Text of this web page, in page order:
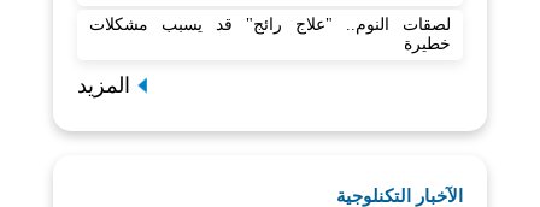
لصقات النوم.. "علاج رائج" قد يسبب مشكلات
خطيرة
المزيد
الآخبار التكنلوجية